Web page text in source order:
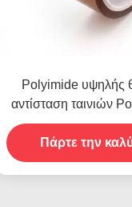
Polyimide υψηλής
αντίσταση ταινιών
πίσω διπλή
Πάρτε την